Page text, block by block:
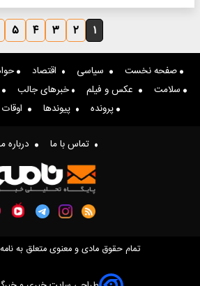
۱ ۲ ۳ ۴ ۵
صفحه نخست سیاسی اقتصاد
سلامت
عکس و فیلم خبرهای جالب
پرونده
پیوندها
تماس با ما درباره
تمام حقوق مادی و معنوی متعلق به